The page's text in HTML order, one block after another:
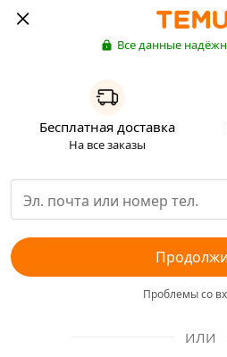
Все данные
Бесплатная доставка
На все заказы
Проблемы со
ИЛИ